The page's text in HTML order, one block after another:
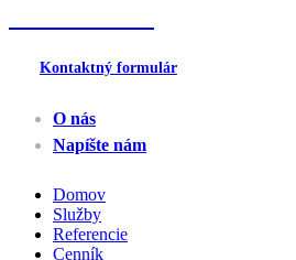
Kontaktný formulár
O nás
Napíšte nám
Domov
Služby
Referencie
Cenník